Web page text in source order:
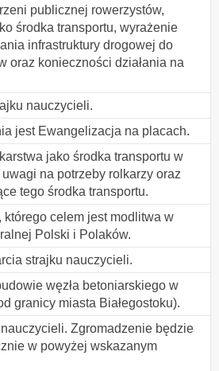
publicznej rowerzystów,
środka transportu, wyrażenie
infrastruktury drogowej do
oraz konieczności działania na
nauczycieli.
jest Ewangelizacja na placach.
jako środka transportu w
na potrzeby rolkarzy oraz
tego środka transportu.
którego celem jest modlitwa w
Polski i Polaków.
strajku nauczycieli.
węzła betoniarskiego w
granicy miasta Białegostoku).
Zgromadzenie będzie
w powyżej wskazanym